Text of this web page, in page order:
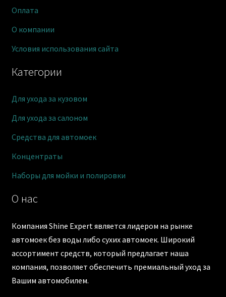
О нас
Компания Shine Expert является лидером на рынке
автомоек без воды либо сухих автомоек. Широкий
ассортимент средств, который предлагает наша
компания, позволяет обеспечить премиальный уход за
Вашим автомобилем.
Категории
Для ухода за кузовом
Для ухода за салоном
Средства для автомоек
Концентраты
Наборы для мойки и полировки
Оплата
О компании
Условия использования сайта